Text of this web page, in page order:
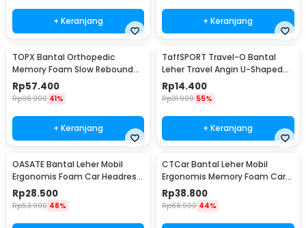
+ Keranjang + Keranjang
TOPX Bantal Orthopedic
Memory Foam Slow Rebound
Pillow 48.5x28.5cm - TC100
Rp57.400
Rp96.900 41%
+ Keranjang
TaffSPORT Travel-O Bantal
Leher Travel Angin U-Shaped
Neck Pillow - RH34
Rp14.400
Rp31.900 55%
+ Keranjang
OASATE Bantal Leher Mobil
Ergonomis Foam Car Headrest
Pillow - M5
Rp28.500
Rp53.900 48%
CTCar Bantal Leher Mobil
Ergonomis Memory Foam Car
Headrest Pillow - CT5
Rp38.800
Rp68.900 44%